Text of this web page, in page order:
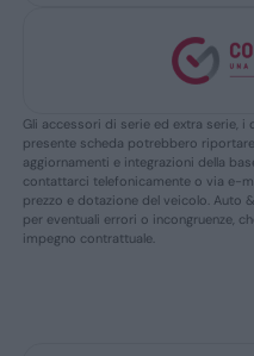
Gli accessori di serie ed extra serie,
presente scheda potrebbero
aggiornamenti e integrazioni della
contattarci telefonicamente o via e-
prezzo e dotazione del veicolo. Auto
per eventuali errori o incongruenze,
impegno contrattuale.